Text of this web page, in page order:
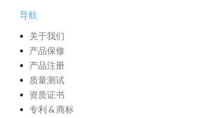
导航
关于我们
产品保修
产品注册
质量测试
资质证书
专利 & 商标